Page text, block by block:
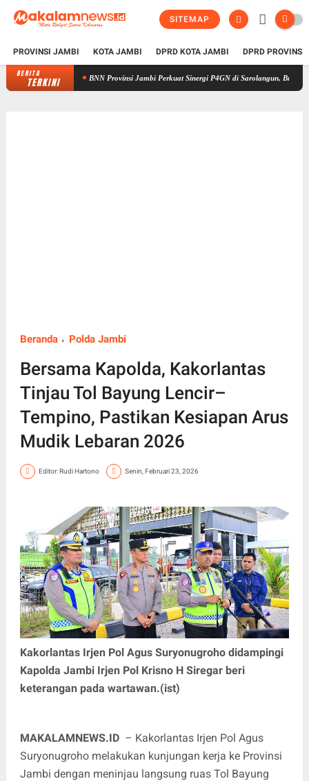
SITEMAP
PROVINSI JAMBI KOTA JAMBI DPRD KOTA JAMBI DPRD
BERITA
TERKINIBNN Provinsi Jambi Perkuat Sinergi P4GN di Sarolangun, Brigjen Asep
Beranda Polda Jambi
Bersama Kapolda, Kakorlantas
Tinjau Tol Bayung Lencir–
Tempino, Pastikan Kesiapan Arus
Mudik Lebaran 2026
Editor: Rudi Hartono Senin, Februari 23, 2026
Kakorlantas Irjen Pol Agus Suryonugroho didampingi
Kapolda Jambi Irjen Pol Krisno H Siregar beri
keterangan pada wartawan.(ist)
MAKALAMNEWS.ID– Kakorlantas Irjen Pol Agus
Suryonugroho melakukan kunjungan kerja ke Provinsi
Jambi dengan meninjau langsung ruas Tol Bayung